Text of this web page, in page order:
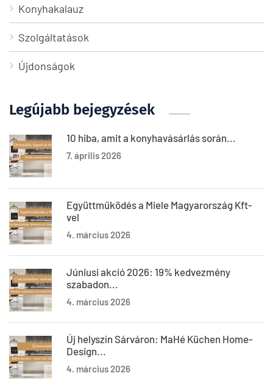
Konyhakalauz
Szolgáltatások
Újdonságok
Legújabb bejegyzések
10 hiba, amit a konyhavásárlás során...
7. április 2026
Együttműködés a Miele Magyarország Kft-
vel
4. március 2026
Júniusi akció 2026: 19% kedvezmény
szabadon...
4. március 2026
Új helyszín Sárváron: MaHé Küchen Home-
Design...
4. március 2026